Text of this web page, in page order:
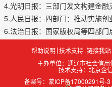
帮助说明 技术支持 链接我站
主办单位：通辽市社会信
技术支持：北京企
备案号：蒙ICP备17000291号-